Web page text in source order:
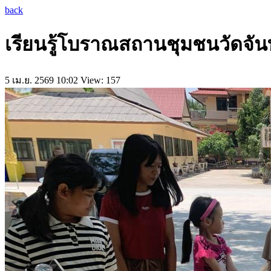
back
เรียนรู้โบราณสถานชุมชนวัดจั
5 เม.ย. 2569 10:02 View: 157